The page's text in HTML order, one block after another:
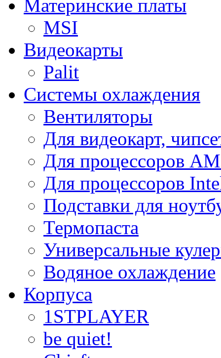
Материнские платы
MSI
Видеокарты
Palit
Системы охлаждения
Вентиляторы
Для видеокарт,
Для процессоров
Для процессоров
Подставки для
Термопаста
Универсальные
Водяное охлаждение
Корпуса
1STPLAYER
be quiet!